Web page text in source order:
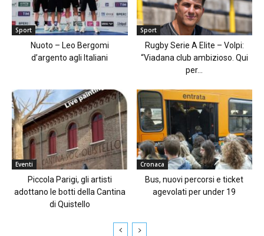
Sport
Nuoto – Leo Bergomi
d’argento agli Italiani
Sport
Rugby Serie A Elite – Volpi:
“Viadana club ambizioso. Qui
per...
Eventi
Piccola Parigi, gli artisti
adottano le botti della Cantina
di Quistello
Cronaca
Bus, nuovi percorsi e ticket
agevolati per under 19